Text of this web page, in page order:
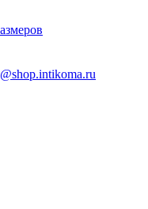
@shop.intikoma.ru